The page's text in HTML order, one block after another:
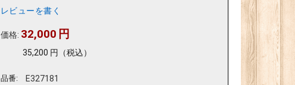
レビューを書く
価格: 32,000 円
35,200 円 （税込）
品番: E327181